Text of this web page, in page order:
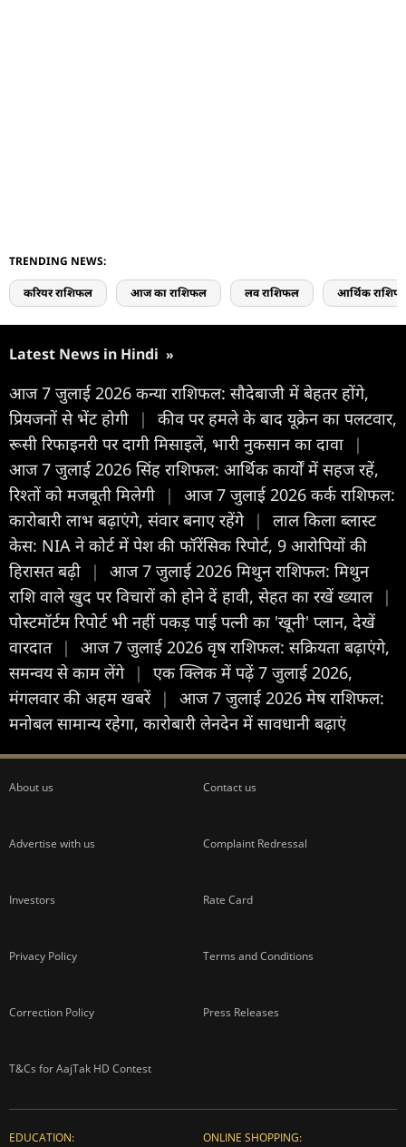
TRENDING NEWS:
करियर राशिफल आज का राशिफल लव राशिफल आर्थिक
Latest News in Hindi »
आज 7 जुलाई 2026 कन्या राशिफल: सौदेबाजी में बेहतर होंगे,
प्रियजनों से भेंट होगी
|
कीव पर हमले के बाद यूक्रेन का पलटवार,
रूसी रिफाइनरी पर दागी मिसाइलें, भारी नुकसान का दावा
|
आज 7 जुलाई 2026 सिंह राशिफल: आर्थिक कार्यों में सहज रहें,
रिश्तों को मजबूती मिलेगी
|
आज 7 जुलाई 2026 कर्क राशिफल:
कारोबारी लाभ बढ़ाएंगे, संवार बनाए रहेंगे |
लाल किला ब्लास्ट
केस: NIA ने कोर्ट में पेश की फॉरेंसिक रिपोर्ट, 9 आरोपियों की
हिरासत बढ़ी
|
आज 7 जुलाई 2026 मिथुन राशिफल: मिथुन
राशि वाले खुद पर विचारों को होने दें हावी, सेहत का रखें ख्याल |
पोस्टमॉर्टम रिपोर्ट भी नहीं पकड़ पाई पत्नी का 'खूनी' प्लान, देखें
वारदात |
आज 7 जुलाई 2026 वृष राशिफल: सक्रियता बढ़ाएंगे,
समन्वय से काम लेंगे |
एक क्लिक में पढ़ें 7 जुलाई 2026,
मंगलवार की अहम खबरें |
आज 7 जुलाई 2026 मेष राशिफल:
मनोबल सामान्य रहेगा, कारोबारी लेनदेन में सावधानी बढ़ाएं
About us Contact us
Advertise with us Complaint Redressal
Investors Rate Card
Privacy Policy Terms and Conditions
Correction Policy Press Releases
T&Cs for AajTak HD Contest
EDUCATION: ONLINE SHOPPING: